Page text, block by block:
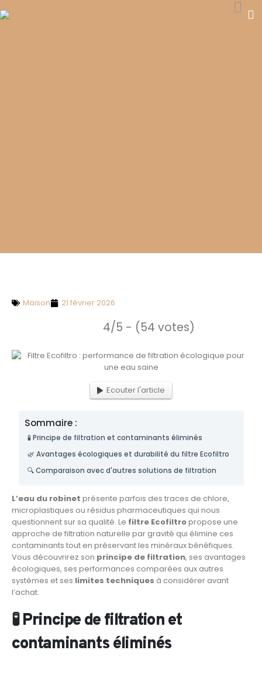
Maison 21 février 2026
4/5 - (54 votes)
Ecouter l'article
Sommaire :
🧪 Principe de filtration et contaminants éliminés
🌿 Avantages écologiques et durabilité du filtre Ecofiltro
🔍 Comparaison avec d'autres solutions de filtration
L’eau du robinet présente parfois des traces de chlore,
microplastiques ou résidus pharmaceutiques qui nous
questionnent sur sa qualité. Le filtre Ecofiltropropose une
approche de filtration naturelle par gravité qui élimine ces
contaminants tout en préservant les minéraux bénéfiques.
Vous découvrirez son principe de filtration, ses avantages
écologiques, ses performances comparées aux autres
systèmes et ses limites techniques à considérer avant
l’achat.
🧪 Principe de filtration et
contaminants éliminés